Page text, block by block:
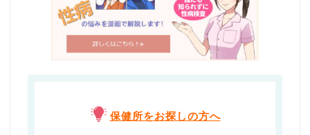
保健所をお探しの方へ